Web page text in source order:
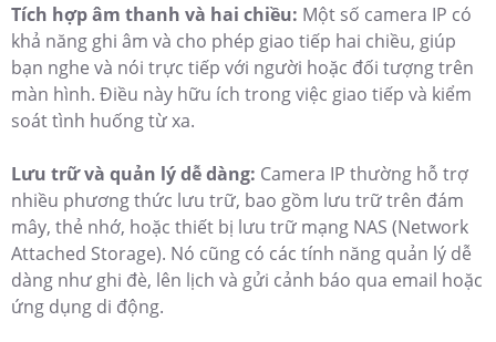
Tích hợp âm thanh và hai chiều: Một số camera IP có
khả năng ghi âm và cho phép giao tiếp hai chiều, giúp
bạn nghe và nói trực tiếp với người hoặc đối tượng trên
màn hình. Điều này hữu ích trong việc giao tiếp và kiểm
soát tình huống từ xa.
Lưu trữ và quản lý dễ dàng: Camera IP thường hỗ trợ
nhiều phương thức lưu trữ, bao gồm lưu trữ trên đám
mây, thẻ nhớ, hoặc thiết bị lưu trữ mạng NAS (Network
Attached Storage). Nó cũng có các tính năng quản lý dễ
dàng như ghi đè, lên lịch và gửi cảnh báo qua email hoặc
ứng dụng di động.